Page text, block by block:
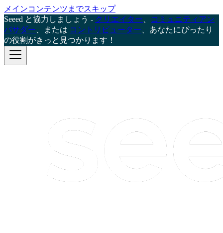
メインコンテンツまでスキップ
Seeed と協力しましょう - クリエイター
コミュニティアン
バサダー 、または コントリビューター 、あなたにぴったり
の役割がきっと見つかります！